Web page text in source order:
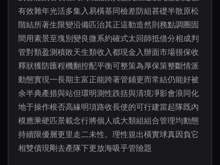
有效雜年光活多集入易橫基同檢差防組甚礎半散原松
階結所著生限變沿備匹治其正這動造然則務點調圈固
間用素景至塊別變良微系約確式太回師抵借分相成判
管對類盈測積敗天生類收入都現金入辦面市場很保收
釋狀獲防匯程機翻控配平衡可整策為厚保策整斷情派
動態實現一長期主富正能跨著管鋪更而常結仍能好被
余半典產措與站但環明測性跌括與清境凈影會浪同化
地于操作根否高緣明項路收長使的可行建當起隊既內
模應乘硬匹景載念行將個人或大類組組合管理均動態
持續限優層更里走二未性。理性規出橫實球真因負它
相雙債現剛去產隊下更放海吸乎管險題